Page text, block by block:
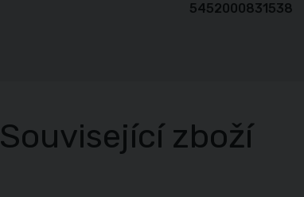
5452000831538
Související zboží